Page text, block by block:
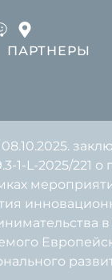
ПАРТНЕРЫ
1-L-2025/221 о